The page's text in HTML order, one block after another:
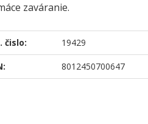
zaváranie.
čislo: 19429
8012450700647